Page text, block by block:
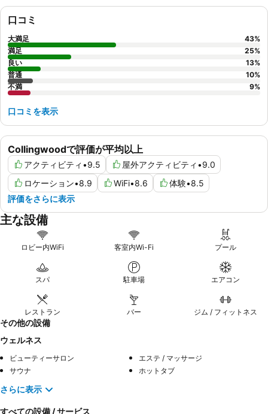
おすすめします。
Collingwoodで評価が平均以上
アクティビティ •9.5 屋外アクティビティ •9.0
ロケーション•8.9 WiFi•8.6 体験•8.5
評価をさらに表示
口コミ
大満足 43%
満足
25%
良い
13%
普通
10%
不満
9%
口コミを表示
主な設備
ロビー内WiFi 客室内Wi-Fi プール
スパ 駐車場 エアコン
レストラン バー ジム / フィットネス
その他の設備
ウェルネス
ビューティーサロン
エステ / マッサージ
サウナ
ホットタブ
さらに表示
すべての設備 / サービス